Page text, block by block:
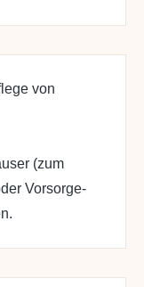
von
(zum
Vorsorge-